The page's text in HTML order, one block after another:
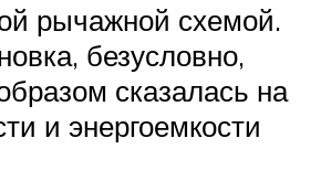
рычажной схемой.
безусловно,
сказалась на
и энергоемкости